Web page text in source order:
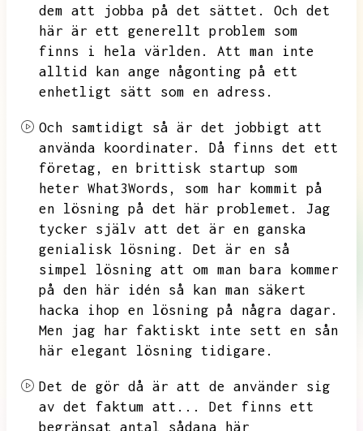
dem att jobba på det sättet.
Och det
här är ett generellt problem som
finns i hela världen.
Att man inte
alltid kan ange någonting på ett
enhetligt sätt som en adress.
Och samtidigt så är det jobbigt att
använda koordinater.
Då finns det ett
företag,
en brittisk startup som
heter What3Words,
som har kommit på
en lösning på det här problemet.
Jag
tycker själv att det är en ganska
genialisk lösning.
Det är en så
simpel lösning att om man bara kommer
på den här idén så kan man säkert
hacka ihop en lösning på några dagar.
Men jag har faktiskt inte sett en sån
här elegant lösning tidigare.
Det de gör då är att de använder sig
av det faktum att...
Det finns ett
begränsat antal sådana här